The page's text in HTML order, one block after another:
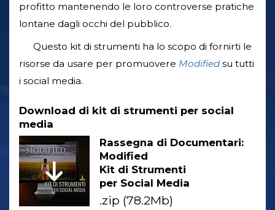
profitto mantenendo le loro controverse pratiche
lontane dagli occhi del pubblico.
Questo kit di strumenti ha lo scopo di fornirti le
risorse da usare per promuovere Modifiedsu tutti
i social media.
Download di kit di strumenti per social
media
Rassegna di Documentari:
Modified
Kit di Strumenti
per Social Media
.zip (78.2Mb)